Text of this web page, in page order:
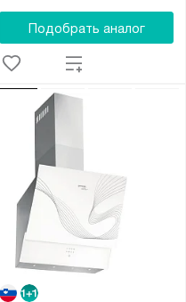
Подобрать аналог